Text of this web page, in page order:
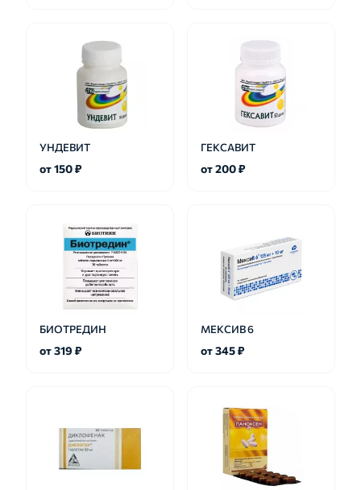
УНДЕВИТ
от 150 ₽
ГЕКСАВИТ
от 200 ₽
БИОТРЕДИН
от 319 ₽
МЕКСИВ 6
от 345 ₽